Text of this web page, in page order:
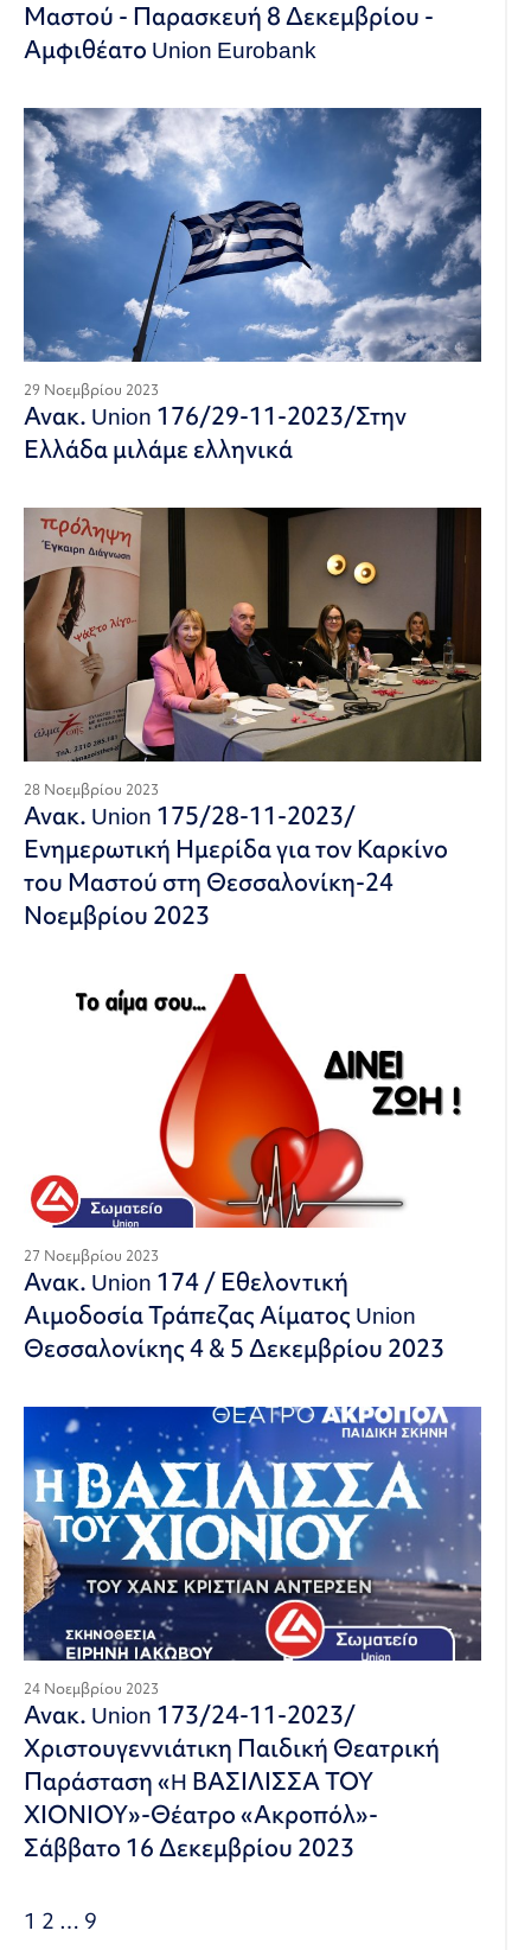
Μαστού - Παρασκευή 8 Δεκεμβρίου -
Αμφιθέατο Union Eurobank
29 Νοεμβρίου 2023
Ανακ. Union 176/29-11-2023/Στην
Ελλάδα μιλάμε ελληνικά
28 Νοεμβρίου 2023
Ανακ. Union 175/28-11-2023/
Ενημερωτική Ημερίδα για τον Καρκίνο
του Μαστού στη Θεσσαλονίκη-24
Νοεμβρίου 2023
27 Νοεμβρίου 2023
Ανακ. Union 174 / Εθελοντική
Αιμοδοσία Τράπεζας Αίματος Union
Θεσσαλονίκης 4 & 5 Δεκεμβρίου 2023
24 Νοεμβρίου 2023
Ανακ. Union 173/24-11-2023/
Χριστουγεννιάτικη Παιδική Θεατρική
Παράσταση «H ΒΑΣΙΛΙΣΣΑ ΤΟΥ
ΧΙΟΝΙΟΥ»-Θέατρο «Ακροπόλ»-
Σάββατο 16 Δεκεμβρίου 2023
1 2 … 9